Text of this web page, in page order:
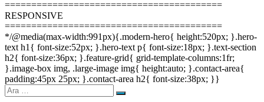
=========================================
RESPONSIVE
=========================================
*/@media(max-width:991px){.modern-hero{ height:520px; }.hero-
text h1{ font-size:52px; }.hero-text p{ font-size:18px; }.text-section
h2{ font-size:36px; }.feature-grid{ grid-template-columns:1fr;
}.image-box img, .large-image img{ height:auto; }.contact-area{
padding:45px 25px; }.contact-area h2{ font-size:38px; }}
Ara:
Ara